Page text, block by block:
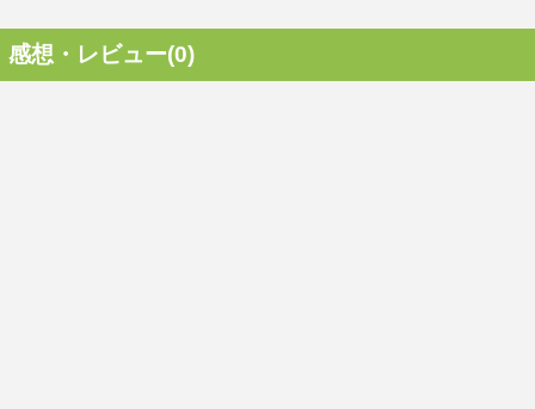
感想・レビュー(0)